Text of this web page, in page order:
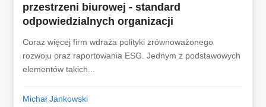
przestrzeni biurowej - standard
odpowiedzialnych organizacji
Coraz więcej firm wdraża polityki zrównoważonego
rozwoju oraz raportowania ESG. Jednym z podstawowych
elementów takich...
Michał Jankowski